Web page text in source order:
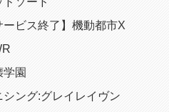
ービス終了】機動都市X
学園
シング:グレイレイヴン